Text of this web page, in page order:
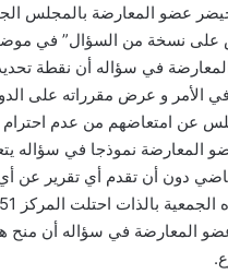
عضو المعارضة بالمجلس
نسخة من السؤال” في
في سؤاله أن نقطة
الأمر و عرض مقرراته على
عن امتعاضهم من عدم احترام
المعارضة نموذجا في سؤاله
دون أن تقدم أي تقرير عن
احتلت المركز 151 من أصل 151 جمعية على الصعيد الوطني.
المعارضة في سؤاله أن منح